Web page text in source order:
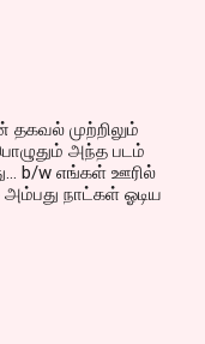
தகவல் முற்றிலும்
அந்த படம்
b/w எங்கள் ஊரில்
நாட்கள் ஓடிய